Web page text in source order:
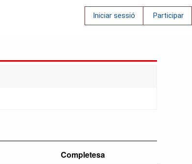
Iniciar sessió Participar
Completesa